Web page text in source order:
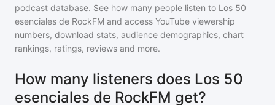
podcast database. See how many people listen to Los 50
esenciales de RockFM and access YouTube viewership
numbers, download stats, audience demographics, chart
rankings, ratings, reviews and more.
How many listeners does Los 50
esenciales de RockFM get?